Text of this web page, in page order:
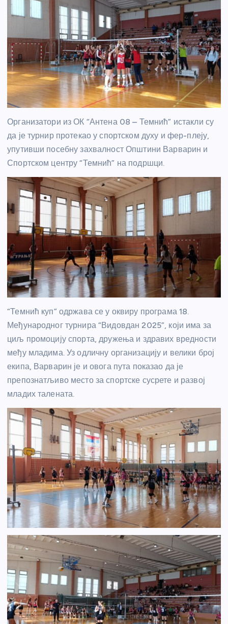
Организатори из ОК “Антена 08 – Темнић” истакли су
да је турнир протекао у спортском духу и фер-плеју,
упутивши посебну захвалност Општини Варварин и
Спортском центру “Темнић” на подршци.
“Темнић куп” одржава се у оквиру програма 18.
Међународног турнира “Видовдан 2025”, који има за
циљ промоцију спорта, дружења и здравих вредности
међу младима. Уз одличну организацију и велики број
екипа, Варварин је и овога пута показао да је
препознатљиво место за спортске сусрете и развој
младих талената.